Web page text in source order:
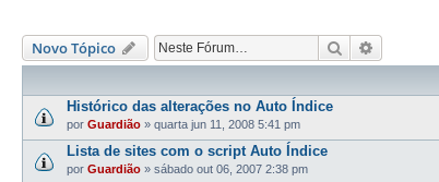
Novo Tópico Pesquisar
Histórico das alterações no Auto Índice
por Guardião » quarta jun 11, 2008 5:41 pm
Lista de sites com o script Auto Índice
por Guardião » sábado out 06, 2007 2:38 pm